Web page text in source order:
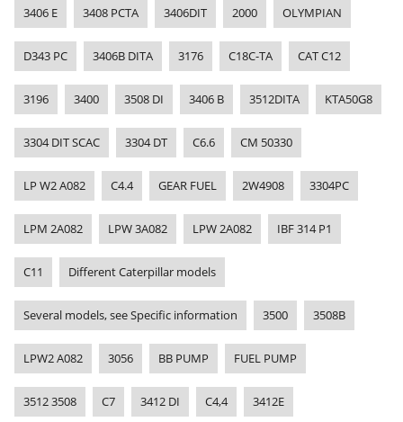
3406 E 3408 PCTA 3406DIT 2000 OLYMPIAN
D343 PC 3406B DITA 3176 C18C-TA CAT C12
3196 3400 3508 DI 3406 B 3512DITA KTA50G8
3304 DIT SCAC 3304 DT C6.6 CM 50330
LP W2 A082 C4.4 GEAR FUEL 2W4908 3304PC
LPM 2A082 LPW 3A082 LPW 2A082 IBF 314 P1
C11 Different Caterpillar models
Several models, see Specific information 3500 3508B
LPW2 A082 3056 BB PUMP FUEL PUMP
3512 3508 C7 3412 DI C4,4 3412E